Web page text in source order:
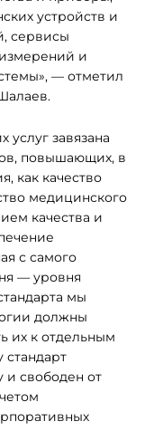
устройств и
сервисы
и
— отметил
завязана
повышающих, в
как качество
медицинского
качества и
с самого
— уровня
мы
должны
их к отдельным
и свободен от